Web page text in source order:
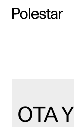
Siirry
OTA